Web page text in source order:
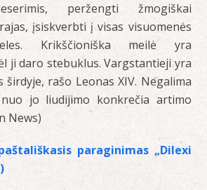
peržengti žmogiškai
įsiskverbti į visas visuomenės
Krikščioniška meilė yra
ji daro stebuklus. Vargstantieji yra
širdyje, rašo Leonas XIV. Negalima
jo liudijimo konkrečia artimo
News)
paraginimas „Dilexi